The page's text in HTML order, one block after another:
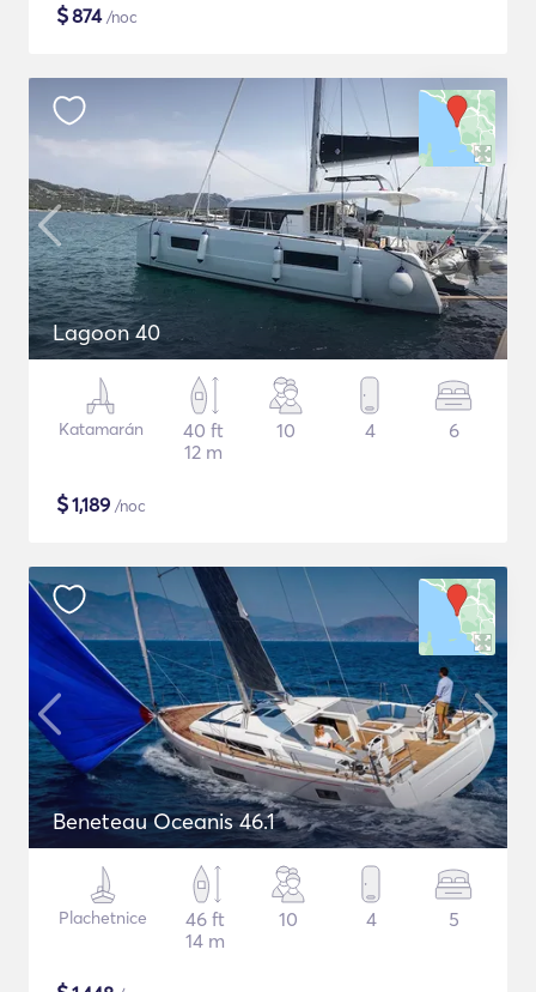
$874/noc
Lagoon 40
Katamarán
40 ft
12 m
10 4 6
$1,189 /noc
Beneteau Oceanis 46.1
Plachetnice
46 ft
14 m
10 4 5